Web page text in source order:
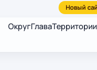
ОкругГлаваТерритории